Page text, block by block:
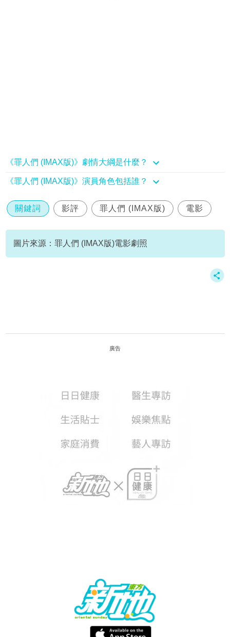
《罪人們 (IMAX版)》劇情大綱是什麼？
《罪人們 (IMAX版)》演員角色包括誰？
關鍵詞 影評 罪人們 (IMAX版) 電影
圖片來源：罪人們 (IMAX版)電影劇照
廣告